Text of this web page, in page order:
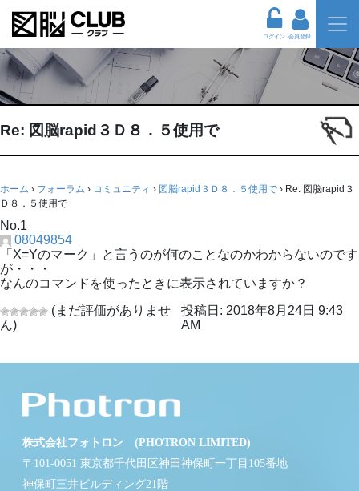
ログイン 会員登録
Re: 図脳rapid３Ｄ８．５使用で
ホーム › フォーラム › コミュニティ › 図脳rapid３Ｄ８．５使用で › Re: 図脳rapid３
Ｄ８．５使用で
No.1
08049854
「X=Yのマーク」と言うのが何のことなのかわからないのです
が・・・
なんのコマンドを使ったときに表示されていますか？
(まだ評価がありませ
ん)
投稿日: 2018年8月24日 9:43
AM
株式会社フォトロン (PHOTRON LIMITED)
〒101-0051 東京都千代田区神田神保町一丁目105番地
神保町三井ビルディング21階